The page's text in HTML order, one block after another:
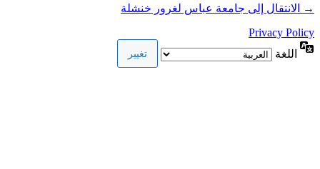
→ الانتقال إلى جامعة عباس لغرور خنشلة
Privacy Policy
اللغة